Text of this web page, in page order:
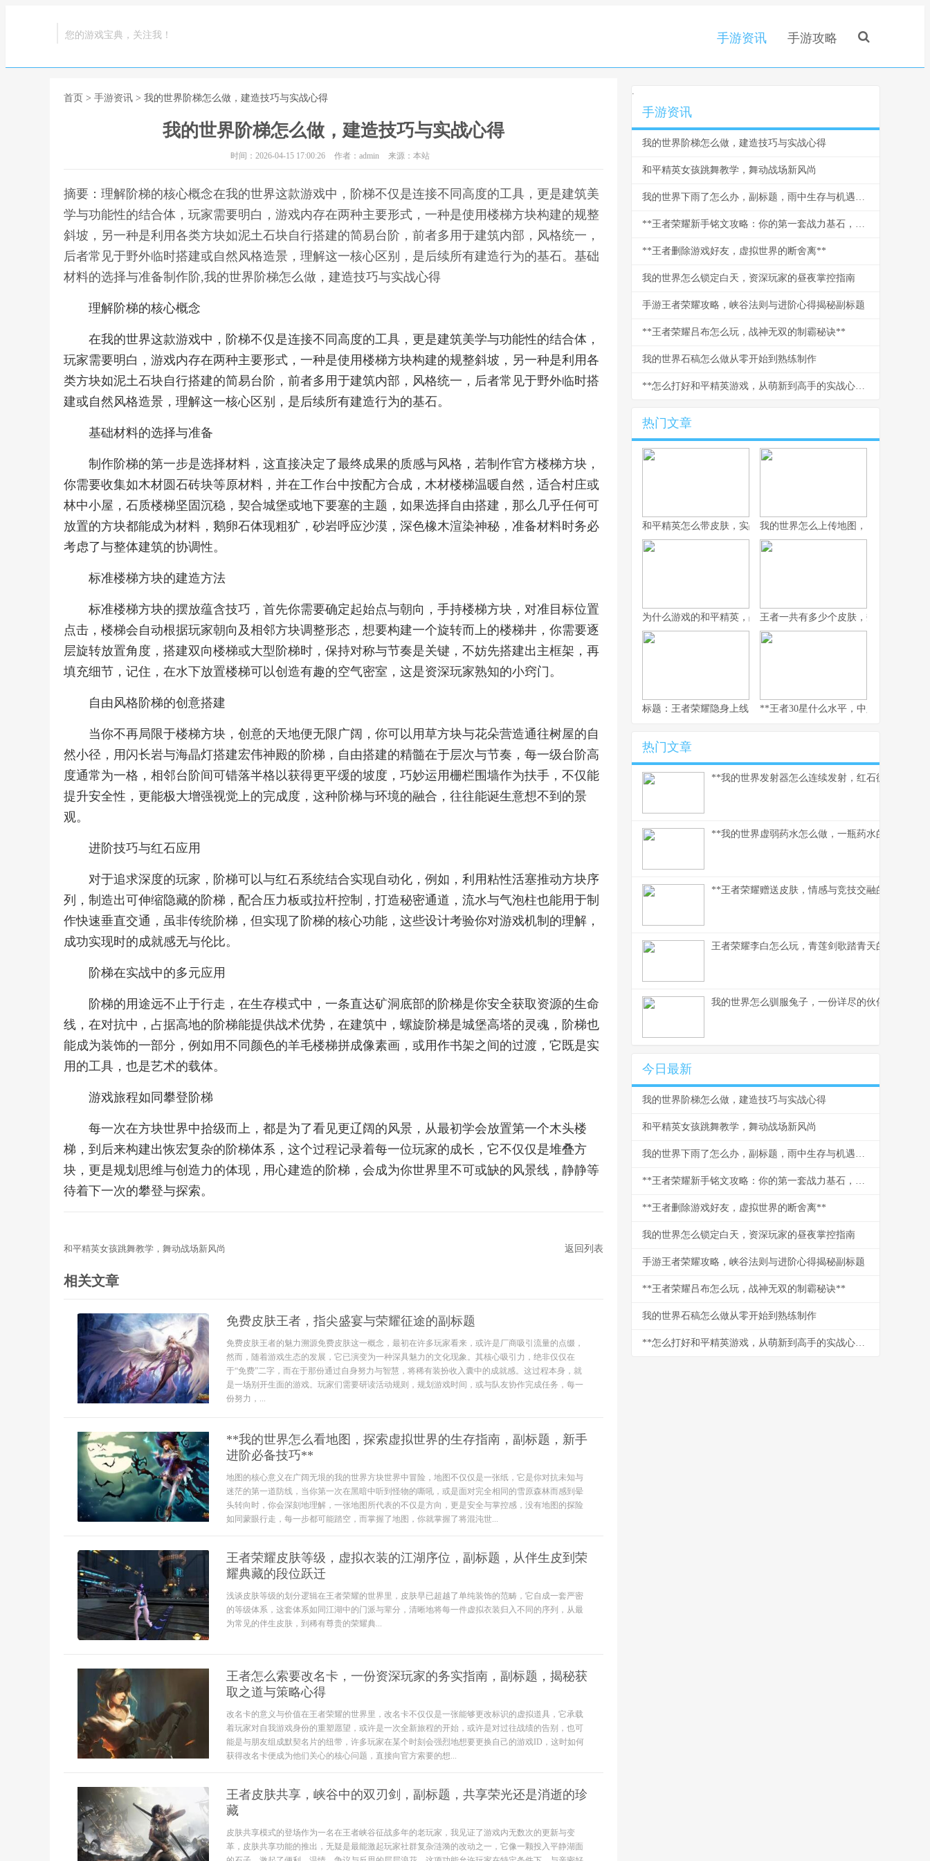
您的游戏宝典，关注我！ 手游资讯 手游攻略
首页 > 手游资讯 > 我的世界阶梯怎么做，建造技巧与实战心得
我的世界阶梯怎么做，建造技巧与实战心得
时间：2026-04-15 17:00:26 作者：admin 来源：本站
摘要：理解阶梯的核心概念在我的世界这款游戏中，阶梯不仅是连接不同高度的工具，更是建筑美
学与功能性的结合体，玩家需要明白，游戏内存在两种主要形式，一种是使用楼梯方块构建的规整
斜坡，另一种是利用各类方块如泥土石块自行搭建的简易台阶，前者多用于建筑内部，风格统一，
后者常见于野外临时搭建或自然风格造景，理解这一核心区别，是后续所有建造行为的基石。基础
材料的选择与准备制作阶,我的世界阶梯怎么做，建造技巧与实战心得
理解阶梯的核心概念
在我的世界这款游戏中，阶梯不仅是连接不同高度的工具，更是建筑美学与功能性的结合体，
玩家需要明白，游戏内存在两种主要形式，一种是使用楼梯方块构建的规整斜坡，另一种是利用各
类方块如泥土石块自行搭建的简易台阶，前者多用于建筑内部，风格统一，后者常见于野外临时搭
建或自然风格造景，理解这一核心区别，是后续所有建造行为的基石。
基础材料的选择与准备
制作阶梯的第一步是选择材料，这直接决定了最终成果的质感与风格，若制作官方楼梯方块，
你需要收集如木材圆石砖块等原材料，并在工作台中按配方合成，木材楼梯温暖自然，适合村庄或
林中小屋，石质楼梯坚固沉稳，契合城堡或地下要塞的主题，如果选择自由搭建，那么几乎任何可
放置的方块都能成为材料，鹅卵石体现粗犷，砂岩呼应沙漠，深色橡木渲染神秘，准备材料时务必
考虑了与整体建筑的协调性。
标准楼梯方块的建造方法
标准楼梯方块的摆放蕴含技巧，首先你需要确定起始点与朝向，手持楼梯方块，对准目标位置
点击，楼梯会自动根据玩家朝向及相邻方块调整形态，想要构建一个旋转而上的楼梯井，你需要逐
层旋转放置角度，搭建双向楼梯或大型阶梯时，保持对称与节奏是关键，不妨先搭建出主框架，再
填充细节，记住，在水下放置楼梯可以创造有趣的空气密室，这是资深玩家熟知的小窍门。
自由风格阶梯的创意搭建
当你不再局限于楼梯方块，创意的天地便无限广阔，你可以用草方块与花朵营造通往树屋的自
然小径，用闪长岩与海晶灯搭建宏伟神殿的阶梯，自由搭建的精髓在于层次与节奏，每一级台阶高
度通常为一格，相邻台阶间可错落半格以获得更平缓的坡度，巧妙运用栅栏围墙作为扶手，不仅能
提升安全性，更能极大增强视觉上的完成度，这种阶梯与环境的融合，往往能诞生意想不到的景
观。
进阶技巧与红石应用
对于追求深度的玩家，阶梯可以与红石系统结合实现自动化，例如，利用粘性活塞推动方块序
列，制造出可伸缩隐藏的阶梯，配合压力板或拉杆控制，打造秘密通道，流水与气泡柱也能用于制
作快速垂直交通，虽非传统阶梯，但实现了阶梯的核心功能，这些设计考验你对游戏机制的理解，
成功实现时的成就感无与伦比。
阶梯在实战中的多元应用
阶梯的用途远不止于行走，在生存模式中，一条直达矿洞底部的阶梯是你安全获取资源的生命
线，在对抗中，占据高地的阶梯能提供战术优势，在建筑中，螺旋阶梯是城堡高塔的灵魂，阶梯也
能成为装饰的一部分，例如用不同颜色的羊毛楼梯拼成像素画，或用作书架之间的过渡，它既是实
用的工具，也是艺术的载体。
游戏旅程如同攀登阶梯
每一次在方块世界中拾级而上，都是为了看见更辽阔的风景，从最初学会放置第一个木头楼
梯，到后来构建出恢宏复杂的阶梯体系，这个过程记录着每一位玩家的成长，它不仅仅是堆叠方
块，更是规划思维与创造力的体现，用心建造的阶梯，会成为你世界里不可或缺的风景线，静静等
待着下一次的攀登与探索。
和平精英女孩跳舞教学，舞动战场新风尚 返回列表
相关文章
免费皮肤王者，指尖盛宴与荣耀征途的副标题
免费皮肤王者的魅力溯源免费皮肤这一概念，最初在许多玩家看来，或许是厂商吸引流量的点缀，
然而，随着游戏生态的发展，它已演变为一种深具魅力的文化现象。其核心吸引力，绝非仅仅在
于“免费”二字，而在于那份通过自身努力与智慧，将稀有装扮收入囊中的成就感。这过程本身，就
是一场别开生面的游戏。玩家们需要研读活动规则，规划游戏时间，或与队友协作完成任务，每一
份努力，...
**我的世界怎么看地图，探索虚拟世界的生存指南，副标题，新手
进阶必备技巧**
地图的核心意义在广阔无垠的我的世界方块世界中冒险，地图不仅仅是一张纸，它是你对抗未知与
迷茫的第一道防线，当你第一次在黑暗中听到怪物的嘶吼，或是面对完全相同的雪原森林而感到晕
头转向时，你会深刻地理解，一张地图所代表的不仅是方向，更是安全与掌控感，没有地图的探险
如同蒙眼行走，每一步都可能踏空，而掌握了地图，你就掌握了将混沌世...
王者荣耀皮肤等级，虚拟衣装的江湖序位，副标题，从伴生皮到荣
耀典藏的段位跃迁
浅谈皮肤等级的划分逻辑在王者荣耀的世界里，皮肤早已超越了单纯装饰的范畴，它自成一套严密
的等级体系，这套体系如同江湖中的门派与辈分，清晰地将每一件虚拟衣装归入不同的序列，从最
为常见的伴生皮肤，到稀有尊贵的荣耀典...
王者怎么索要改名卡，一份资深玩家的务实指南，副标题，揭秘获
取之道与策略心得
改名卡的意义与价值在王者荣耀的世界里，改名卡不仅仅是一张能够更改标识的虚拟道具，它承载
着玩家对自我游戏身份的重塑愿望，或许是一次全新旅程的开始，或许是对过往战绩的告别，也可
能是与朋友组成默契名片的纽带，许多玩家在某个时刻会强烈地想要更换自己的游戏ID，这时如何
获得改名卡便成为他们关心的核心问题，直接向官方索要的想...
王者皮肤共享，峡谷中的双刃剑，副标题，共享荣光还是消逝的珍
藏
皮肤共享模式的登场作为一名在王者峡谷征战多年的老玩家，我见证了游戏内无数次的更新与变
革，皮肤共享功能的推出，无疑是最能激起玩家社群复杂涟漪的改动之一，它像一颗投入平静湖面
.
手游资讯
我的世界阶梯怎么做，建造技巧与实战心得
和平精英女孩跳舞教学，舞动战场新风尚
我的世界下雨了怎么办，副标题，雨中生存与机遇指南
**王者荣耀新手铭文攻略：你的第一套战力基石，副标题：从零开始构建优势**
**王者删除游戏好友，虚拟世界的断舍离**
我的世界怎么锁定白天，资深玩家的昼夜掌控指南
手游王者荣耀攻略，峡谷法则与进阶心得揭秘副标题
**王者荣耀吕布怎么玩，战神无双的制霸秘诀**
我的世界石稿怎么做从零开始到熟练制作
**怎么打好和平精英游戏，从萌新到高手的实战心法**
热门文章
和平精英怎么带皮肤，实战与风格的平衡艺术副标题，从仓库到战
我的世界怎么上传地图，资深玩家分享
为什么游戏的和平精英，战术竞技浪潮中的独特答案
王者一共有多少个皮肤，数字背后的
标题：王者荣耀隐身上线，一个资深玩家的战略视野与心灵独白
**王者30星什么水平，中坚力量的荣耀
热门文章
**我的世界发射器怎么连续发射，红石循环的奥妙
**我的世界虚弱药水怎么做，一瓶药水的救赎之
**王者荣耀赠送皮肤，情感与竞技交融的独特纽带
王者荣耀李白怎么玩，青莲剑歌踏青天的艺术
我的世界怎么驯服兔子，一份详尽的伙伴获取指南
今日最新
我的世界阶梯怎么做，建造技巧与实战心得
和平精英女孩跳舞教学，舞动战场新风尚
我的世界下雨了怎么办，副标题，雨中生存与机遇指南
**王者荣耀新手铭文攻略：你的第一套战力基石，副标题：从零开始构建优势**
**王者删除游戏好友，虚拟世界的断舍离**
我的世界怎么锁定白天，资深玩家的昼夜掌控指南
手游王者荣耀攻略，峡谷法则与进阶心得揭秘副标题
**王者荣耀吕布怎么玩，战神无双的制霸秘诀**
我的世界石稿怎么做从零开始到熟练制作
**怎么打好和平精英游戏，从萌新到高手的实战心法**